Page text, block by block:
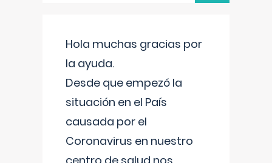
Hola muchas gracias por
la ayuda.
Desde que empezó la
situación en el País
causada por el
Coronavirus en nuestro